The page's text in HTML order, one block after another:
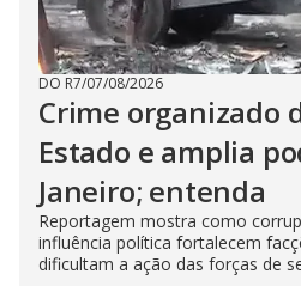
DO R7/07/08/2026
Crime organizado
Estado e amplia
Janeiro; entenda
Reportagem mostra como
influência política fortalecem
dificultam a ação das forças de